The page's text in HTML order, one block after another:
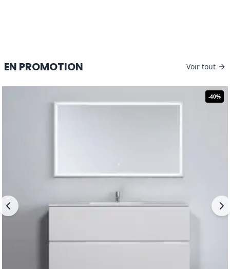
EN PROMOTION Voir tout
-40%